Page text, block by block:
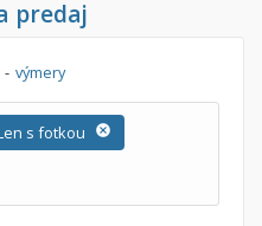
predaj
- výmery
s fotkou cancel